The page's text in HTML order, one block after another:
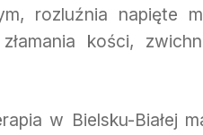
rozluźnia napięte
kości,
w Bielsku-Białej